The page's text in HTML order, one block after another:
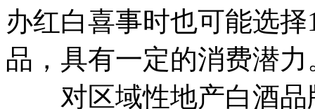
办红白喜事时也可能选
品，具有一定的消费潜力
对区域性地产白酒品